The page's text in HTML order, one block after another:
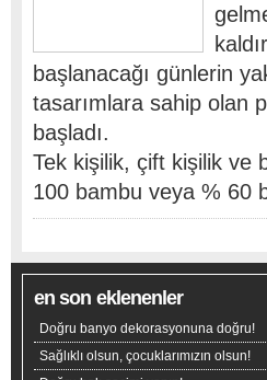
başlanacağı günlerin
tasarımlara sahip olan
başladı.
Tek kişilik, çift kişilik ve
100 bambu veya % 60
en son eklenenler
Doğru banyo dekorasyonuna doğru!
Sağlıklı olsun, çocuklarımızın olsun!